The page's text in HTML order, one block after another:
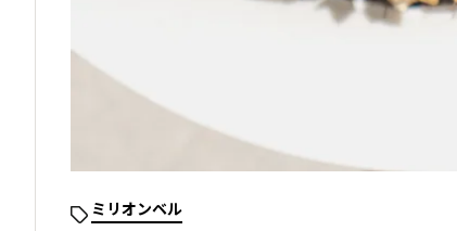
ミリオンベル